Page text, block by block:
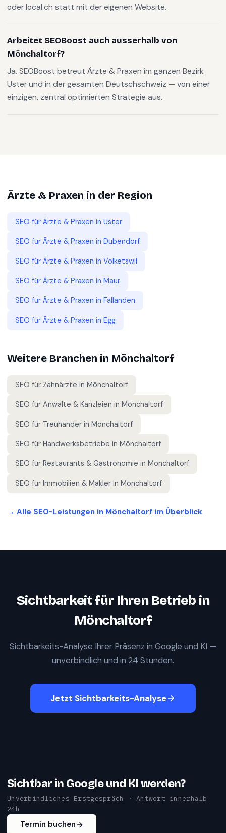
oder local.ch statt mit der eigenen Website.
Arbeitet SEOBoost auch ausserhalb von
Mönchaltorf?
Ja. SEOBoost betreut Ärzte & Praxen im ganzen Bezirk
Uster und in der gesamten Deutschschweiz — von einer
einzigen, zentral optimierten Strategie aus.
Ärzte & Praxen in der Region
SEO für Ärzte & Praxen in Uster
SEO für Ärzte & Praxen in Dübendorf
SEO für Ärzte & Praxen in Volketswil
SEO für Ärzte & Praxen in Maur
SEO für Ärzte & Praxen in Fällanden
SEO für Ärzte & Praxen in Egg
Weitere Branchen in Mönchaltorf
SEO für Zahnärzte in Mönchaltorf
SEO für Anwälte & Kanzleien in Mönchaltorf
SEO für Treuhänder in Mönchaltorf
SEO für Handwerksbetriebe in Mönchaltorf
SEO für Restaurants & Gastronomie in Mönchaltorf
SEO für Immobilien & Makler in Mönchaltorf
→ Alle SEO-Leistungen in Mönchaltorf im Überblick
Sichtbarkeit für Ihren Betrieb in
Mönchaltorf
Sichtbarkeits-Analyse Ihrer Präsenz in Google und KI —
unverbindlich und in 24 Stunden.
Jetzt Sichtbarkeits-Analyse
Sichtbar in Google und KI werden?
Unverbindliches Erstgespräch · Antwort innerhalb
24h
Termin buchen